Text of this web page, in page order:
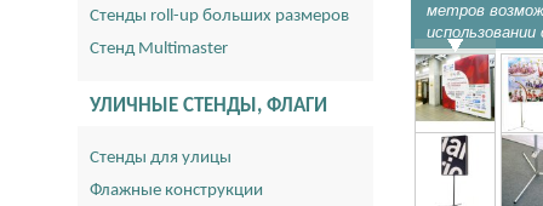
Стенды roll-up больших размеров
Стенд Multimaster
УЛИЧНЫЕ СТЕНДЫ, ФЛАГИ
Стенды для улицы
Флажные конструкции
метров